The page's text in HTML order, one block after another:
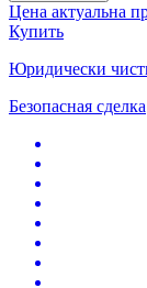
Цена актуальна
Купить
Юридически
Безопасная сделка